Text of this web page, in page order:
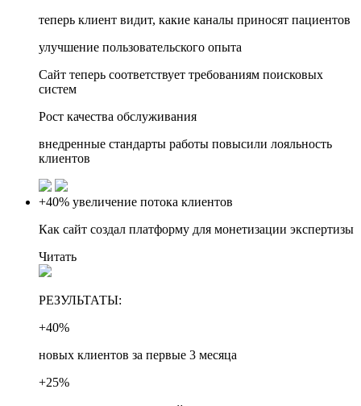
теперь клиент видит, какие каналы приносят пациентов
улучшение пользовательского опыта
Сайт теперь соответствует требованиям поисковых
систем
Рост качества обслуживания
внедренные стандарты работы повысили лояльность
клиентов
+40% увеличение потока клиентов
Как сайт создал платформу для монетизации экспертизы
Читать
РЕЗУЛЬТАТЫ:
+40%
новых клиентов за первые 3 месяца
+25%